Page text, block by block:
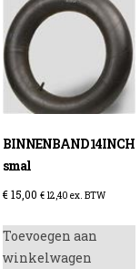
BINNENBAND 14INCH
smal
€15,00 € 12,40 ex. BTW
Toevoegen aan
winkelwagen